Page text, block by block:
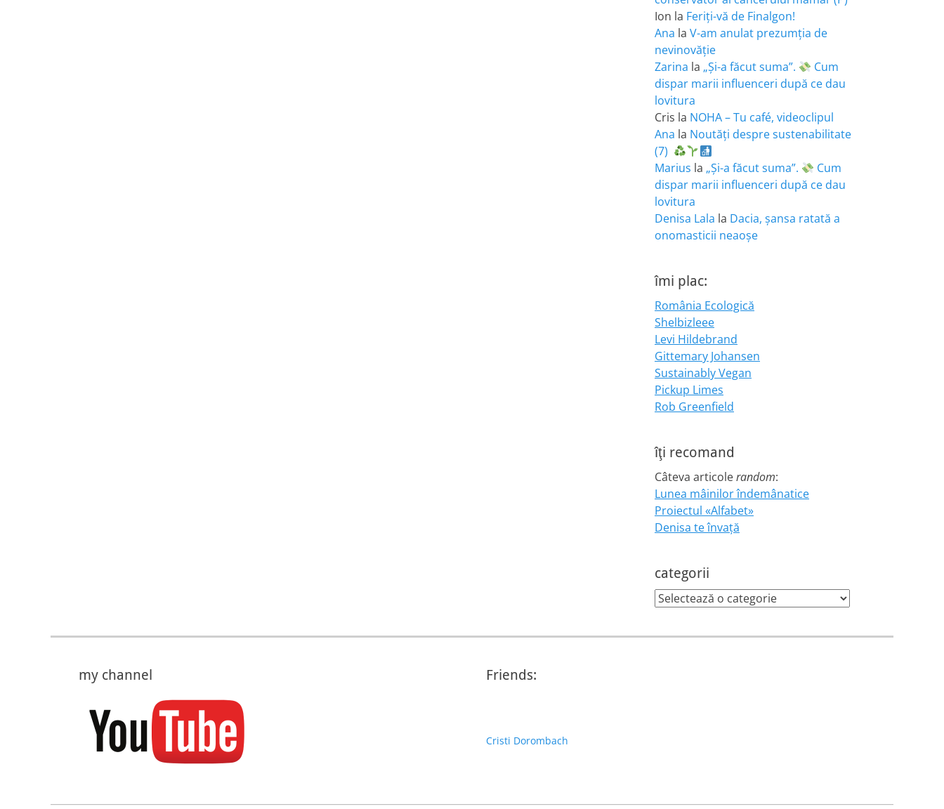
Ion la Feriţi-vă de Finalgon!
Ana la V-am anulat prezumția de
nevinovăție
Zarina la „Și-a făcut suma”.
Cum
dispar marii influenceri după ce dau
lovitura
Cris la NOHA – Tu café, videoclipul
Ana la Noutăți despre sustenabilitate
(7)
Marius la „Și-a făcut suma”.
Cum
dispar marii influenceri după ce dau
lovitura
Denisa Lala la Dacia, șansa ratată a
onomasticii neaoșe
îmi plac:
România Ecologică
Shelbizleee
Levi Hildebrand
Gittemary Johansen
Sustainably Vegan
Pickup Limes
Rob Greenfield
îţi recomand
Câteva articolerandom:
Lunea mâinilor îndemânatice
Proiectul «Alfabet»
Denisa te învaţă
categorii
categorii
my channel Friends:
Cristi Dorombach